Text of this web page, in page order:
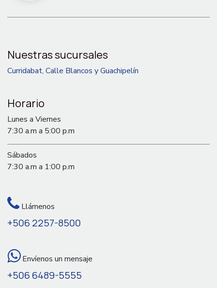
Nuestras sucursales
Curridabat, Calle Blancos y Guachipelín
Horario
Lunes a Viernes
7:30 a.m a 5:00 p.m
Sábados
7:30 a.m a 1:00 p.m
Llámenos
+506 2257-8500
Envíenos un mensaje
+506 6489-5555